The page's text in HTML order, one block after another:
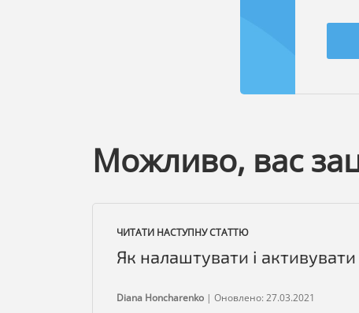
Можливо, вас
ЧИТАТИ НАСТУПНУ СТАТТЮ
Як налаштувати і
Diana Honcharenko | Оновлено: 27.03.2021